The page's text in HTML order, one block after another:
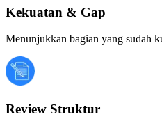
Kekuatan & Gap
Menunjukkan bagian yang sudah
Review Struktur